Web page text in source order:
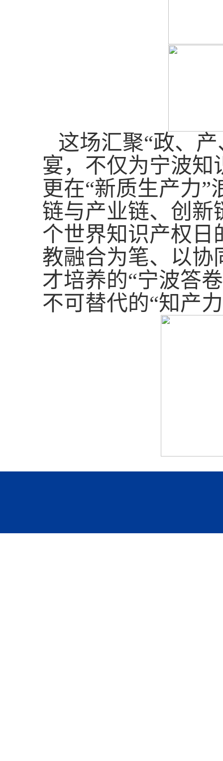
这场汇聚“政、
宴，不仅为宁波知
更在“新质生产力
链与产业链、创新
个世界知识产权日
教融合为笔、以协
才培养的“宁波答
不可替代的“知产